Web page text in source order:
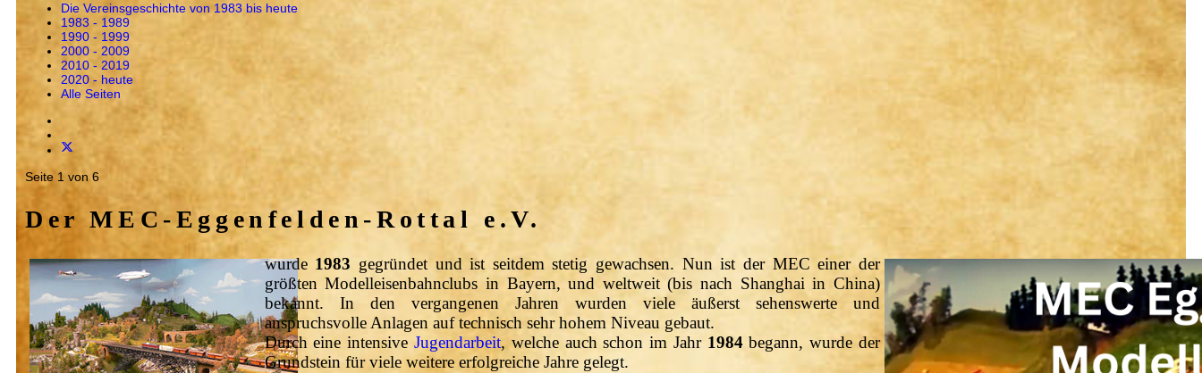
Die Vereinsgeschichte von 1983 bis heute
1983 - 1989
1990 - 1999
2000 - 2009
2010 - 2019
2020 - heute
Alle Seiten
Seite 1 von 6
Der MEC-Eggenfelden-Rottal e.V.
wurde 1983 gegründet und ist seitdem stetig gewachsen. Nun ist der MEC einer der
größten Modelleisenbahnclubs in Bayern, und weltweit (bis nach Shanghai in China)
bekannt. In den vergangenen Jahren wurden viele äußerst sehenswerte und
anspruchsvolle Anlagen auf technisch sehr hohem Niveau gebaut.
Durch eine intensive Jugendarbeit, welche auch schon im Jahr 1984begann, wurde der
Grundstein für viele weitere erfolgreiche Jahre gelegt.